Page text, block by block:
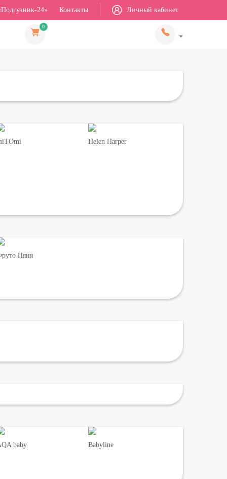
24» Контакты Личный кабинет
0
Helen Harper
Няня
baby Babyline